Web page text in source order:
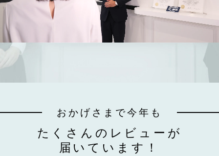
おかげさまで今年も
たくさんのレビューが
届いています！